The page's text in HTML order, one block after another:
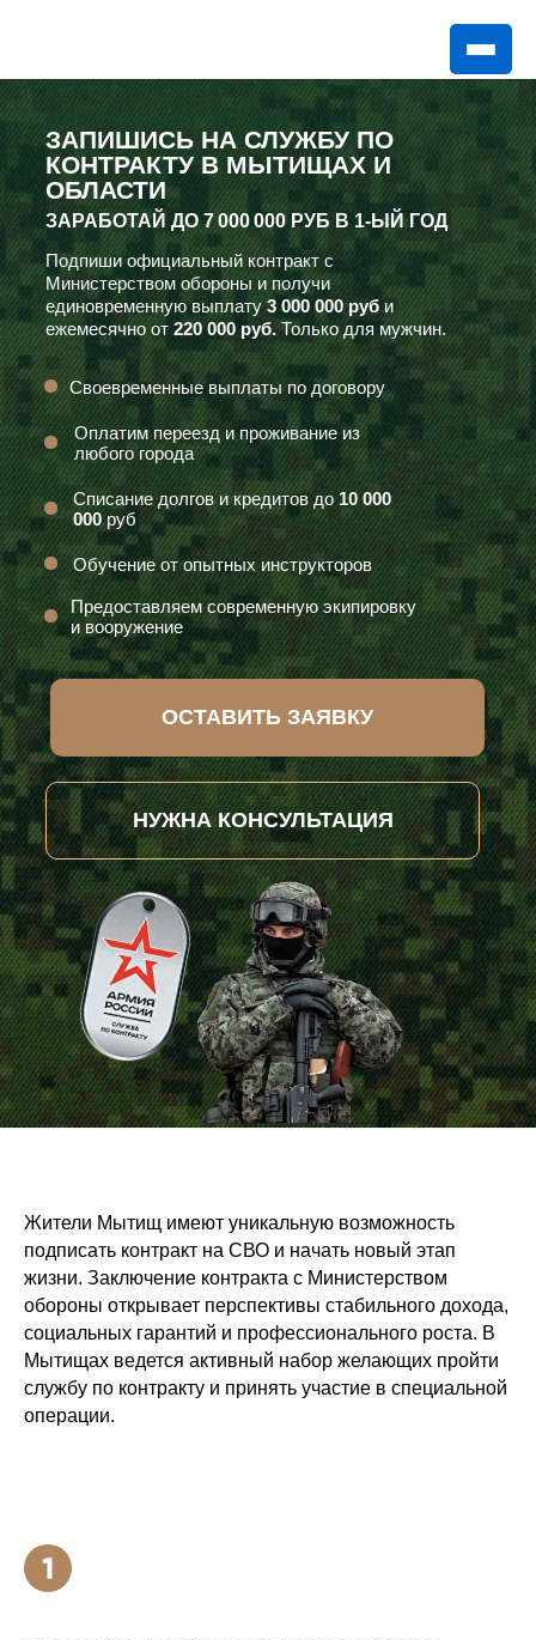
ЗАПИШИСЬ НА СЛУЖБУ ПО
КОНТРАКТУ В МЫТИЩАХ И
ОБЛАСТИ
ЗАРАБОТАЙ ДО7 000 000 РУБ В 1-ЫЙ ГОД
Подпиши официальный контракт с
Министерством обороны и получи
единовременную выплату3 000 000 руб и
ежемесячно от 220 000 руб.Только для мужчин.
ОСТАВИТЬ ЗАЯВКУ
НУЖНА КОНСУЛЬТАЦИЯ
Оплатим переезд и проживание из
любого города
Предоставляем современную экипировку
и вооружение
Списание долгов и кредитов до 10 000
000руб
Обучение от опытных инструкторов
Своевременные выплаты по договору
Жители Мытищ имеют уникальную возможность
подписать контракт на СВО и начать новый этап
жизни. Заключение контракта с Министерством
обороны открывает перспективы стабильного дохода,
социальных гарантий и профессионального роста. В
Мытищах ведется активный набор желающих пройти
службу по контракту и принять участие в специальной
операции.